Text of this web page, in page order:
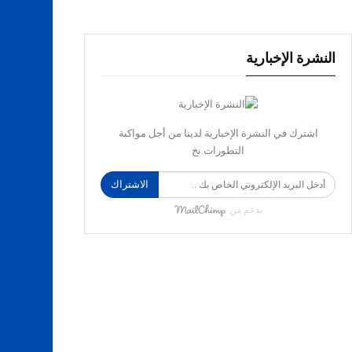
النشرة الإخبارية
اشترك في النشرة الإخبارية لدينا من أجل مواكبة
التطورات.نخ
الاشتراك
بدعم من